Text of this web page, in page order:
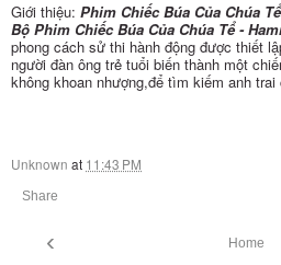
Giới thiệu: Phim Chiếc Búa Của Chúa
Bộ Phim Chiếc Búa Của Chúa Tể -
phong cách sử thi hành động được thiết
người đàn ông trẻ tuổi biến thành một
không khoan nhượng,để tìm kiếm anh
Unknown at 11:43 PM
Share
‹ Home